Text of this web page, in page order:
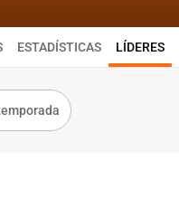
ESTADÍSTICAS LÍDERES